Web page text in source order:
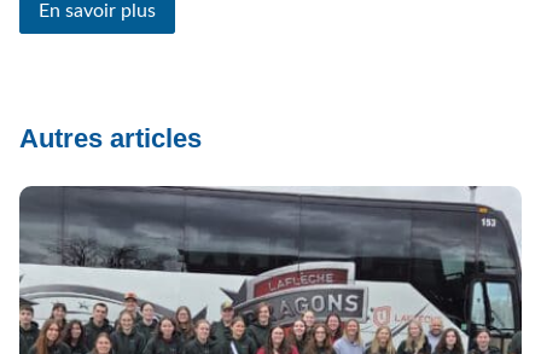
En savoir plus
Autres articles